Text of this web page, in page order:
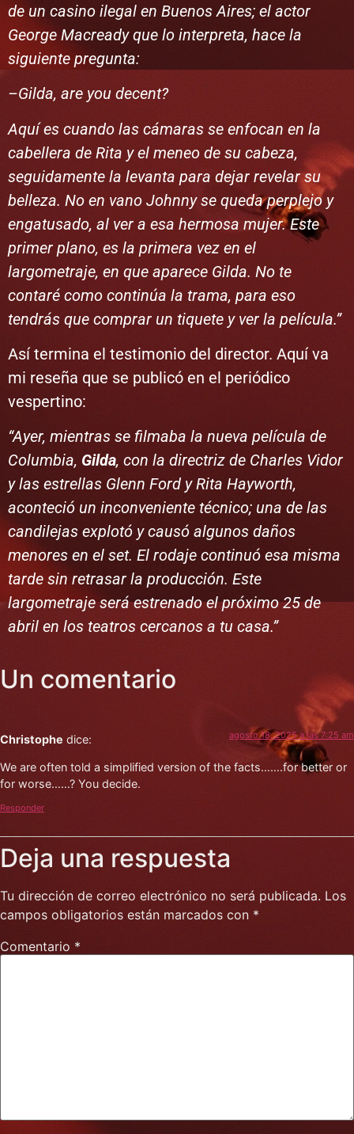
de un casino ilegal en Buenos Aires; el actor
George Macready que lo interpreta, hace la
siguiente pregunta:
–Gilda, are you decent?
Aquí es cuando las cámaras se enfocan en la
cabellera de Rita y el meneo de su cabeza,
seguidamente la levanta para dejar revelar su
belleza. No en vano Johnny se queda perplejo y
engatusado, al ver a esa hermosa mujer. Este
primer plano, es la primera vez en el
largometraje, en que aparece Gilda. No te
contaré como continúa la trama, para eso
tendrás que comprar un tiquete y ver la película.”
Así termina el testimonio del director. Aquí va
mi reseña que se publicó en el periódico
vespertino:
“Ayer, mientras se filmaba la nueva película de
Columbia, Gilda, con la directriz de Charles Vidor
y las estrellas Glenn Ford y Rita Hayworth,
aconteció un inconveniente técnico; una de las
candilejas explotó y causó algunos daños
menores en el set. El rodaje continuó esa misma
tarde sin retrasar la producción. Este
largometraje será estrenado el próximo 25 de
abril en los teatros cercanos a tu casa.”
Un comentario
Christophe dice: agosto 18, 2025 a las 7:25 am
We are often told a simplified version of the facts…….for better or
for worse……? You decide.
Responder
Deja una respuesta
Tu dirección de correo electrónico no será publicada. Los
campos obligatorios están marcados con *
Comentario *